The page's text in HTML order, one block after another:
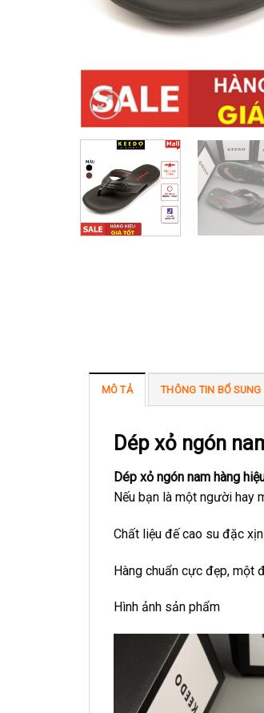
MÔ TẢ THÔNG TIN BỔ SUNG
Dép xỏ ngón
Dép xỏ ngón nam hàng
Nếu bạn là một người hay
Chất liệu đế cao su đặc
Hàng chuẩn cực đẹp, một
Hình ảnh sản phẩm